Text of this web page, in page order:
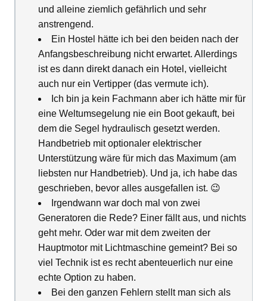
und alleine ziemlich gefährlich und sehr
anstrengend.
Ein Hostel hätte ich bei den beiden nach der
Anfangsbeschreibung nicht erwartet. Allerdings
ist es dann direkt danach ein Hotel, vielleicht
auch nur ein Vertipper (das vermute ich).
Ich bin ja kein Fachmann aber ich hätte mir für
eine Weltumsegelung nie ein Boot gekauft, bei
dem die Segel hydraulisch gesetzt werden.
Handbetrieb mit optionaler elektrischer
Unterstützung wäre für mich das Maximum (am
liebsten nur Handbetrieb). Und ja, ich habe das
geschrieben, bevor alles ausgefallen ist. 😉
Irgendwann war doch mal von zwei
Generatoren die Rede? Einer fällt aus, und nichts
geht mehr. Oder war mit dem zweiten der
Hauptmotor mit Lichtmaschine gemeint? Bei so
viel Technik ist es recht abenteuerlich nur eine
echte Option zu haben.
Bei den ganzen Fehlern stellt man sich als